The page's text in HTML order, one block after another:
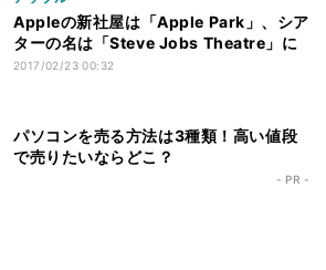
Appleの新社屋は「Apple Park」、シア
ターの名は「Steve Jobs Theatre」に
2017/02/23 00:32
パソコンを売る方法は3種類！高い値段
で売りたいならどこ？
- PR -